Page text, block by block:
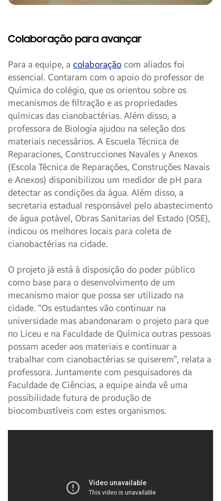
Colaboração para avançar
Para a equipe, a colaboração com aliados foi
essencial. Contaram com o apoio do professor de
Química do colégio, que os orientou sobre os
mecanismos de filtração e as propriedades
químicas das cianobactérias. Além disso, a
professora de Biologia ajudou na seleção dos
materiais necessários. A Escuela Técnica de
Reparaciones, Construcciones Navales y Anexos
(Escola Técnica de Reparações, Construções Navais
e Anexos) disponibilizou um medidor de pH para
detectar as condições da água. Além disso, a
secretaria estadual responsável pelo abastecimento
de água potável, Obras Sanitarias del Estado (OSE),
indicou os melhores locais para coleta de
cianobactérias na cidade.
O projeto já está à disposição do poder público
como base para o desenvolvimento de um
mecanismo maior que possa ser utilizado na
cidade. “Os estudantes vão continuar na
universidade mas abandonaram o projeto para que
no Liceu e na Faculdade de Química outras pessoas
possam aceder aos materiais e continuar a
trabalhar com cianobactérias se quiserem”, relata a
professora. Juntamente com pesquisadores da
Faculdade de Ciências, a equipe ainda vê uma
possibilidade futura de produção de
biocombustíveis com estes organismos.